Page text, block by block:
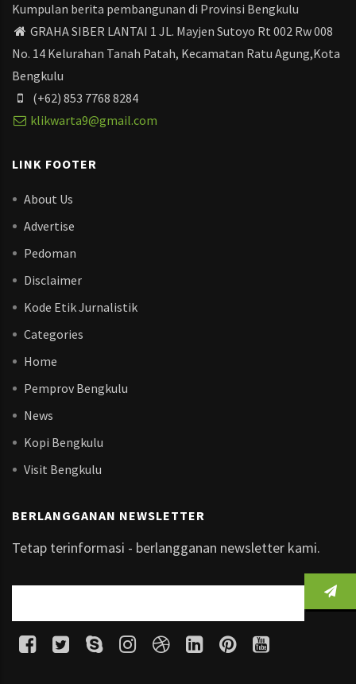
Kumpulan berita pembangunan di Provinsi Bengkulu
GRAHA SIBER LANTAI 1 JL. Mayjen Sutoyo Rt 002 Rw 008
No. 14 Kelurahan Tanah Patah, Kecamatan Ratu Agung,Kota
Bengkulu
(+62) 853 7768 8284
klikwarta9@gmail.com
LINK FOOTER
About Us
Advertise
Pedoman
Disclaimer
Kode Etik Jurnalistik
Categories
Home
Pemprov Bengkulu
News
Kopi Bengkulu
Visit Bengkulu
BERLANGGANAN NEWSLETTER
Tetap terinformasi - berlangganan newsletter kami.